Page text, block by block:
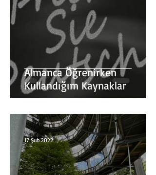
Almanca Öğrenirken
Kullandığım Kaynaklar
-
17 Şub 2022